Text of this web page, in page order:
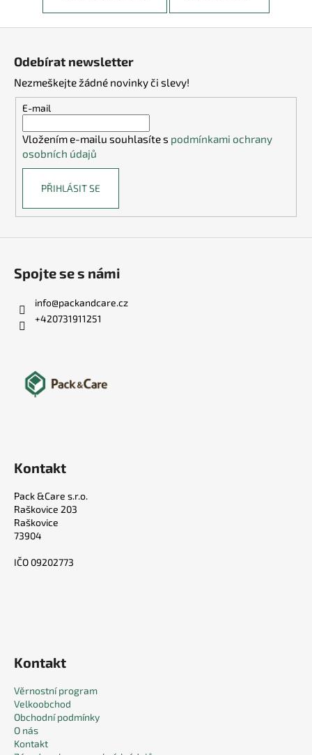
Odebírat newsletter
Nezmeškejte žádné novinky či slevy!
E-mail
Vložením e-mailu souhlasíte s podmínkami ochrany
osobních údajů
PŘIHLÁSIT SE
Spojte se s námi
info@packandcare.cz
+420731911251
Kontakt
Pack &Care s.r.o.
Raškovice 203
Raškovice
73904
IČO 09202773
Kontakt
Věrnostní program
Velkoobchod
Obchodní podmínky
O nás
Kontakt